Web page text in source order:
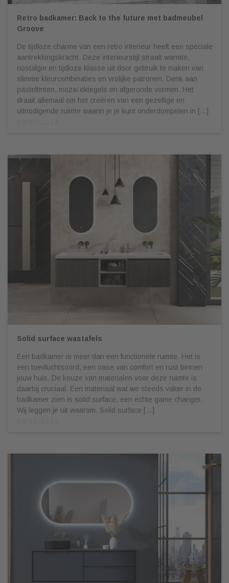
Retro badkamer: Back to the future met badmeubel
Groove
De tijdloze charme van een retro interieur heeft een speciale
aantrekkingskracht. Deze interieurstijl straalt warmte,
nostalgie en tijdloze klasse uit door gebruik te maken van
slimme kleurcombinaties en vrolijke patronen. Denk aan
pasteltinten, mozaïektegels en afgeronde vormen. Het
draait allemaal om het creëren van een gezellige en
uitnodigende ruimte waarin je je kunt onderdompelen in […]
Solid surface wastafels
Een badkamer is meer dan een functionele ruimte. Het is
een toevluchtsoord, een oase van comfort en rust binnen
jouw huis. De keuze van materialen voor deze ruimte is
daarbij cruciaal. Een materiaal wat we steeds vaker in de
badkamer zien is solid surface, een echte game changer.
Wij leggen je uit waarom. Solid surface […]